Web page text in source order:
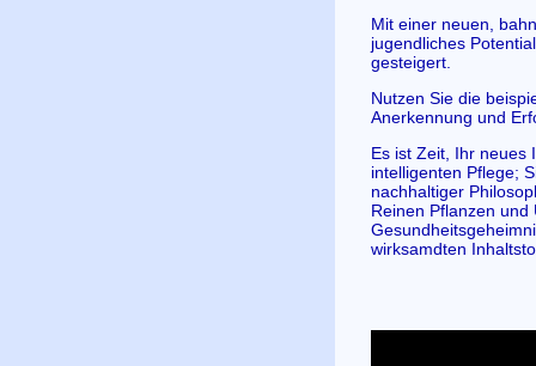
Mit einer neuen,
jugendliches
gesteigert.
Nutzen Sie die
Anerkennung und
Es ist Zeit, Ihr neues
intelligenten Pflege;
nachhaltiger
Reinen Pflanzen
wirksamdten